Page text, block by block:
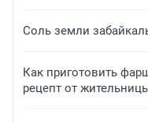
Соль земли
Как приготовить
рецепт от